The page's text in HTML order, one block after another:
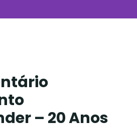
– 20 Anos